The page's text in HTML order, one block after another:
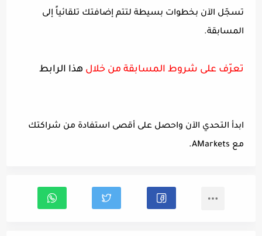
تسجّل الآن بخطوات بسيطة لتتم إضافتك تلقائياً إلى
المسابقة.
تعرّف على شروط المسابقة من خلال هذا الرابط
ابدأ التحدي الآن واحصل على أقصى استفادة من شراكتك
مع AMarkets.